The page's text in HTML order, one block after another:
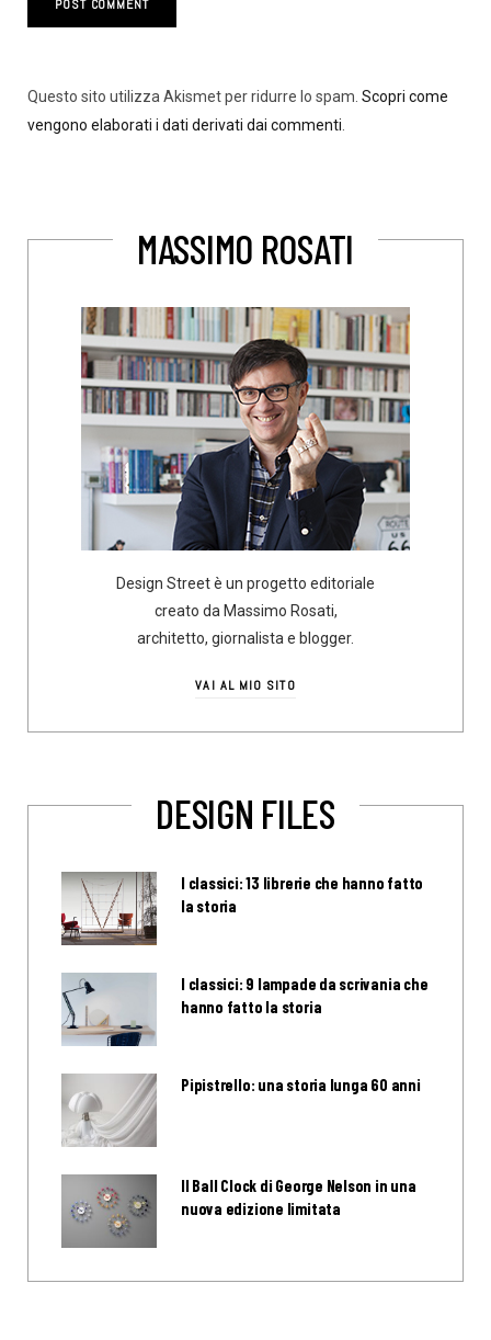
Questo sito utilizza Akismet per ridurre lo spam. Scopri come
vengono elaborati i dati derivati dai commenti.
MASSIMO ROSATI
Design Street è un progetto editoriale
creato da Massimo Rosati,
architetto, giornalista e blogger.
VAI AL MIO SITO
DESIGN FILES
I classici: 13 librerie che hanno fatto
la storia
I classici: 9 lampade da scrivania che
hanno fatto la storia
Pipistrello: una storia lunga 60 anni
Il Ball Clock di George Nelson in una
nuova edizione limitata